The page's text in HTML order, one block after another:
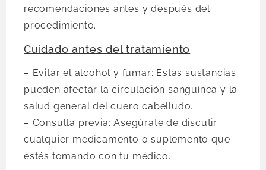
recomendaciones antes y después del
procedimiento.
Cuidado antes del tratamiento
– Evitar el alcohol y fumar: Estas sustancias
pueden afectar la circulación sanguínea y la
salud general del cuero cabelludo.
– Consulta previa: Asegúrate de discutir
cualquier medicamento o suplemento que
estés tomando con tu médico.